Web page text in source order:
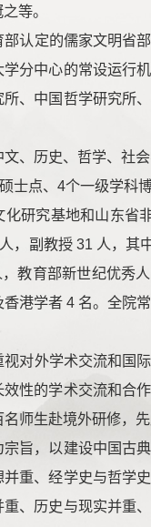
等。
部认定的儒家文明省
分中心的常设运行
、中国哲学研究所
文、历史、哲学、社
士点、4个一级学科
化研究基地和山东省
，副教授 31 人，
教育部新世纪优秀
港学者 4 名。全院
视对外学术交流和国
性的学术交流和合
师生赴境外研修，
旨，以建设中国古
重、经学史与哲学
、历史与现实并重